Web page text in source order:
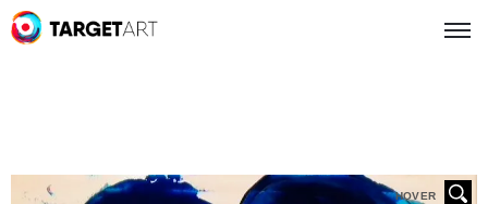
HOVER